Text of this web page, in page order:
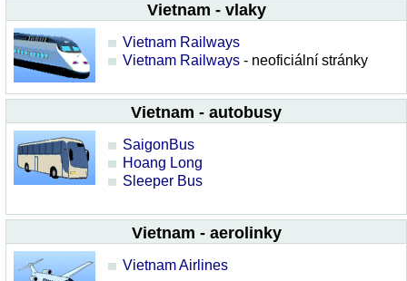
Vietnam - vlaky
Vietnam Railways
Vietnam Railways - neoficiální stránky
Vietnam - autobusy
SaigonBus
Hoang Long
Sleeper Bus
Vietnam - aerolinky
Vietnam Airlines